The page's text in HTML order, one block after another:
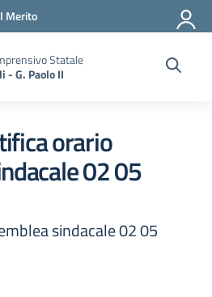
Merito
Statale
- G. Paolo II
orario
02 05
sindacale 02 05